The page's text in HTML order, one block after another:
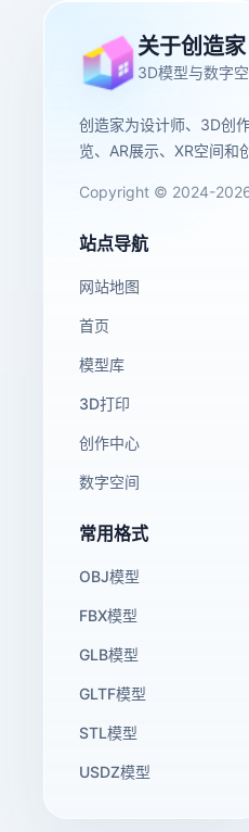
关于创造家
3D模型与数字
创造家为设计师、3D创
览、AR展示、XR空间和
Copyright © 2024-
站点导航
网站地图
首页
模型库
3D打印
创作中心
数字空间
常用格式
OBJ模型
FBX模型
GLB模型
GLTF模型
STL模型
USDZ模型